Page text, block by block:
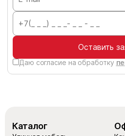
Оставить
Даю согласие на обработку
Каталог